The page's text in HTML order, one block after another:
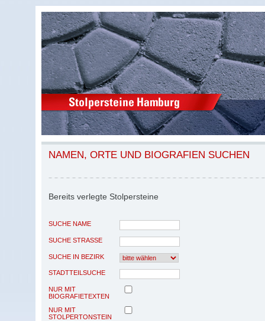
NAMEN, ORTE UND BIOGRAFIEN SUCHEN
Bereits verlegte Stolpersteine
SUCHE NAME
SUCHE STRASSE
SUCHE IN BEZIRK
STADTTEILSUCHE
NUR MIT
BIOGRAFIETEXTEN
NUR MIT
STOLPERTONSTEIN